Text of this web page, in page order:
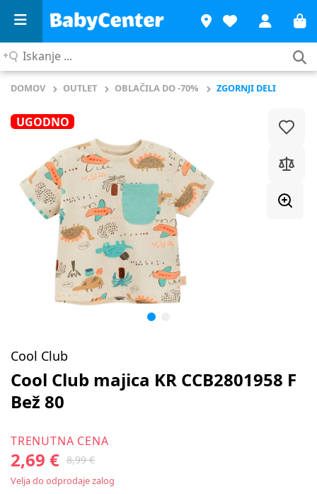
Iskanje
DOMOV OUTLET OBLAČILA DO -70% ZGORNJI DELI
UGODNO
Cool Club
Cool Club majica KR CCB2801958 F
Bež 80
TRENUTNA CENA
2,69 € 8,99 €
Velja do odprodaje zalog